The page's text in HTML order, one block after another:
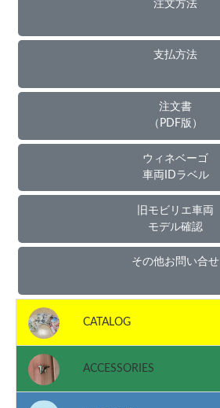
注文方法
支払方法
注文書
（PDF版）
ウィネベーゴ
車両IDラベル
旧モビリエ車両
モデル確認
その他お問い合せ
CATALOG
ACCESSORIES